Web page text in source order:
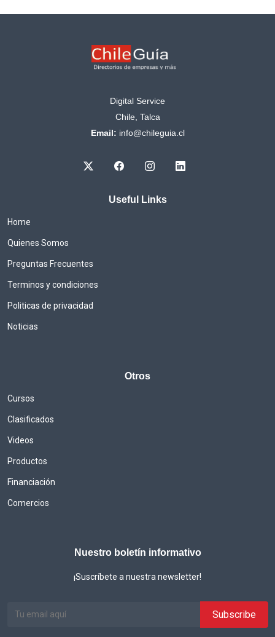
Digital Service
Chile, Talca
Email: info@chileguia.cl
Useful Links
Home
Quienes Somos
Preguntas Frecuentes
Terminos y condiciones
Politicas de privacidad
Noticias
Otros
Cursos
Clasificados
Videos
Productos
Financiación
Comercios
Nuestro boletín informativo
¡Suscríbete a nuestra newsletter!